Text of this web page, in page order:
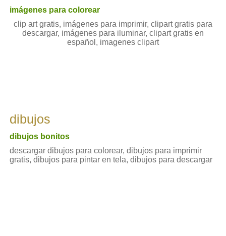
imágenes para colorear
clip art gratis, imágenes para imprimir, clipart gratis para
descargar, imágenes para iluminar, clipart gratis en
español, imagenes clipart
dibujos
dibujos bonitos
descargar dibujos para colorear, dibujos para imprimir
gratis, dibujos para pintar en tela, dibujos para descargar